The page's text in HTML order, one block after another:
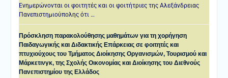
Ενημερώνονται οι φοιτητές και οι φοιτήτριες της Αλεξάνδρειας
Πανεπιστημιούπολης ότι …
Πρόσκληση παρακολούθησης μαθημάτων για τη χορήγηση
Παιδαγωγικής και Διδακτικής Επάρκειας σε φοιτητές και
πτυχιούχους του Τμήματος Διοίκησης Οργανισμών, Τουρισμού και
Μάρκετινγκ, της Σχολής Οικονομίας και Διοίκησης του Διεθνούς
Πανεπιστημίου της Ελλάδος